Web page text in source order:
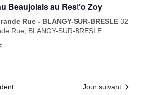
Beaujolais au Rest’o Zoy
Rue - BLANGY-SUR-BRESLE32
Rue, BLANGY-SUR-BRESLE
Jour suivant